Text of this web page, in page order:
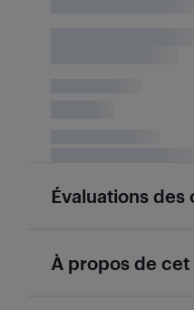
Évaluations des
À propos de